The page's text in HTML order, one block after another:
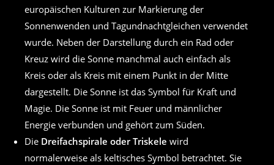
europäischen Kulturen zur Markierung der
Sonnenwenden und Tagundnachtgleichen verwendet
wurde. Neben der Darstellung durch ein Rad oder
Kreuz wird die Sonne manchmal auch einfach als
Kreis oder als Kreis mit einem Punkt in der Mitte
dargestellt. Die Sonne ist das Symbol für Kraft und
Magie. Die Sonne ist mit Feuer und männlicher
Energie verbunden und gehört zum Süden.
Die Dreifachspirale oder Triskele wird
normalerweise als keltisches Symbol betrachtet. Sie